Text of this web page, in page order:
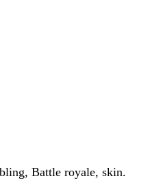
Battle royale, skin.